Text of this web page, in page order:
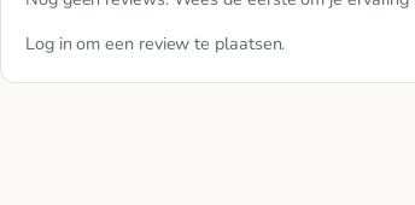
Log in om een review te plaatsen.